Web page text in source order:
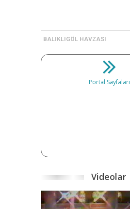
BALIKLIGÖL HAVZASI
Portal Sayfaları
Videolar